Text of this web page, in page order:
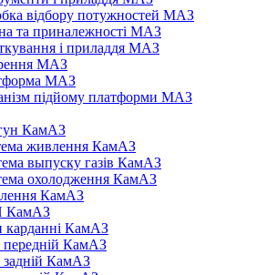
відбору потужностей МАЗ
та приналежності МАЗ
і приладдя МАЗ
МАЗ
МАЗ
підйому платформи МАЗ
КамАЗ
живлення КамАЗ
выпуску газів КамАЗ
охолодження КамАЗ
КамАЗ
КамАЗ
карданні КамАЗ
передній КамАЗ
задній КамАЗ